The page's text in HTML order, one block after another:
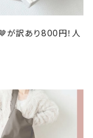
が訳あり800円！人